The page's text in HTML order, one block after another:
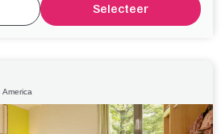
Selecteer
America